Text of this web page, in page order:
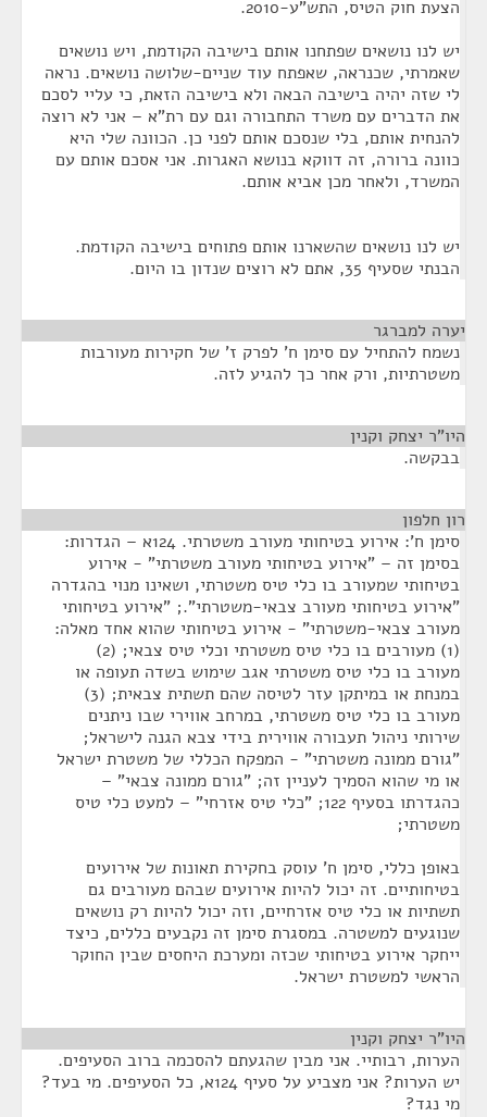
הצעת חוק הטיס, התש"ע-2010.
יש לנו נושאים שפתחנו אותם בישיבה הקודמת, ויש נושאים
שאמרתי, שכנראה, שאפתח עוד שניים-שלושה נושאים. נראה
לי שזה יהיה בישיבה הבאה ולא בישיבה הזאת, כי עליי לסכם
את הדברים עם משרד התחבורה וגם עם רת"א – אני לא רוצה
להנחית אותם, בלי שנסכם אותם לפני כן. הכוונה שלי היא
כוונה ברורה, זה דווקא בנושא האגרות. אני אסכם אותם עם
המשרד, ולאחר מכן אביא אותם.
יש לנו נושאים שהשארנו אותם פתוחים בישיבה הקודמת.
הבנתי שסעיף 35, אתם לא רוצים שנדון בו היום.
יערה למברגר
נשמח להתחיל עם סימן ח' לפרק ז' של חקירות מעורבות
משטרתיות, ורק אחר כך להגיע לזה.
היו"ר יצחק וקנין
בבקשה.
רון חלפון
סימן ח': אירוע בטיחותי מעורב משטרתי. 124א – הגדרות:
בסימן זה – "אירוע בטיחותי מעורב משטרתי" - אירוע
בטיחותי שמעורב בו כלי טיס משטרתי, ושאינו מנוי בהגדרה
"אירוע בטיחותי מעורב צבאי-משטרתי".; "אירוע בטיחותי
מעורב צבאי-משטרתי" - אירוע בטיחותי שהוא אחד מאלה:
(1) מעורבים בו כלי טיס משטרתי וכלי טיס צבאי; (2)
מעורב בו כלי טיס משטרתי אגב שימוש בשדה תעופה או
במנחת או במיתקן עזר לטיסה שהם תשתית צבאית; (3)
מעורב בו כלי טיס משטרתי, במרחב אווירי שבו ניתנים
שירותי ניהול תעבורה אווירית בידי צבא הגנה לישראל;
"גורם ממונה משטרתי" - המפקח הכללי של משטרת ישראל
או מי שהוא הסמיך לעניין זה; "גורם ממונה צבאי" –
כהגדרתו בסעיף 122; "כלי טיס אזרחי" – למעט כלי טיס
משטרתי;
באופן כללי, סימן ח' עוסק בחקירת תאונות של אירועים
בטיחותיים. זה יכול להיות אירועים שבהם מעורבים גם
תשתיות או כלי טיס אזרחיים, וזה יכול להיות רק נושאים
שנוגעים למשטרה. במסגרת סימן זה נקבעים כללים, כיצד
ייחקר אירוע בטיחותי שכזה ומערכת היחסים שבין החוקר
הראשי למשטרת ישראל.
היו"ר יצחק וקנין
הערות, רבותיי. אני מבין שהגעתם להסכמה ברוב הסעיפים.
יש הערות? אני מצביע על סעיף 124א, כל הסעיפים. מי בעד?
מי נגד?